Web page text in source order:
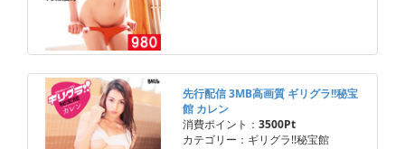
先行配信 3MB高画質 ギリグラ!!秘宝
館 カレン
消費ポイント： 3500Pt
カテゴリー：ギリグラ!!秘宝館